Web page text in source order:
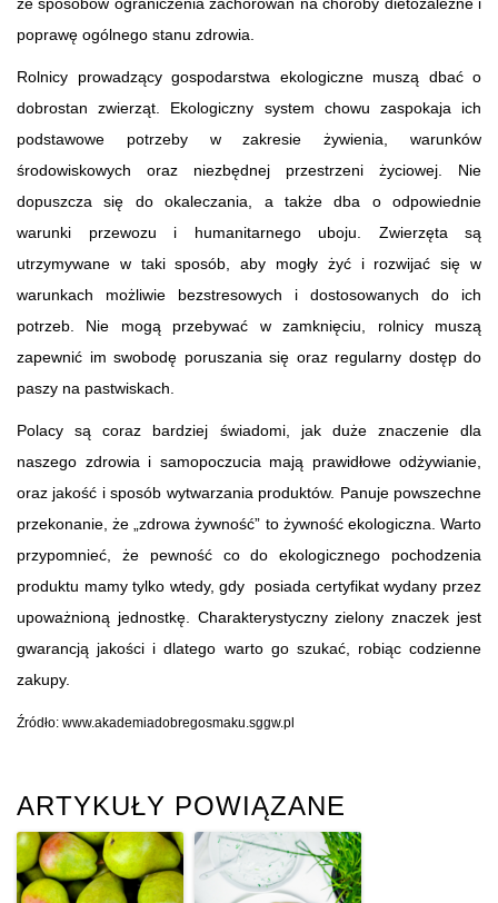
poprawę ogólnego stanu zdrowia.
Rolnicy prowadzący gospodarstwa ekologiczne muszą dbać o
dobrostan zwierząt. Ekologiczny system chowu zaspokaja ich
podstawowe potrzeby w zakresie żywienia, warunków
środowiskowych oraz niezbędnej przestrzeni życiowej. Nie
dopuszcza się do okaleczania, a także dba o odpowiednie
warunki przewozu i humanitarnego uboju. Zwierzęta są
utrzymywane w taki sposób, aby mogły żyć i rozwijać się w
warunkach możliwie bezstresowych i dostosowanych do ich
potrzeb. Nie mogą przebywać w zamknięciu, rolnicy muszą
zapewnić im swobodę poruszania się oraz regularny dostęp do
paszy na pastwiskach.
Polacy są coraz bardziej świadomi, jak duże znaczenie dla
naszego zdrowia i samopoczucia mają prawidłowe odżywianie,
oraz jakość i sposób wytwarzania produktów. Panuje powszechne
przekonanie, że „zdrowa żywność” to żywność ekologiczna. Warto
przypomnieć, że pewność co do ekologicznego pochodzenia
produktu mamy tylko wtedy, gdy posiada certyfikat wydany przez
upoważnioną jednostkę. Charakterystyczny zielony znaczek jest
gwarancją jakości i dlatego warto go szukać, robiąc codzienne
zakupy.
Źródło: www.akademiadobregosmaku.sggw.pl
ARTYKUŁY POWIĄZANE